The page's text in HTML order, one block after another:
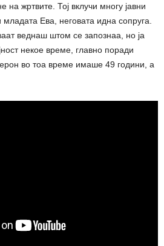
на жртвите. Тој вклучи многу јавни
младата Ева, неговата идна сопруга.
веднаш штом се запознаа, но ја
некое време, главно поради
во тоа време имаше 49 години, а